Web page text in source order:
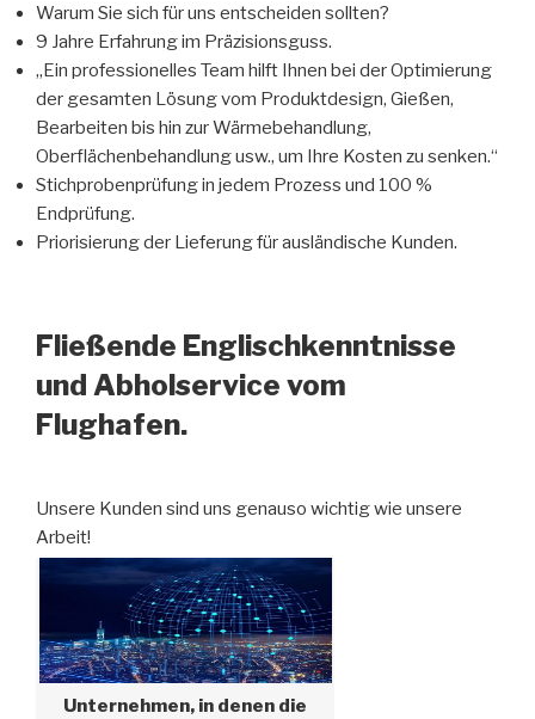
Warum Sie sich für uns entscheiden sollten?
9 Jahre Erfahrung im Präzisionsguss.
„Ein professionelles Team hilft Ihnen bei der Optimierung
der gesamten Lösung vom Produktdesign, Gießen,
Bearbeiten bis hin zur Wärmebehandlung,
Oberflächenbehandlung usw., um Ihre Kosten zu senken.“
Stichprobenprüfung in jedem Prozess und 100 %
Endprüfung.
Priorisierung der Lieferung für ausländische Kunden.
Fließende Englischkenntnisse
und Abholservice vom
Flughafen.
Unsere Kunden sind uns genauso wichtig wie unsere
Arbeit!
Unternehmen, in denen die